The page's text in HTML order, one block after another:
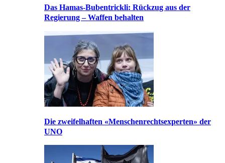
Das Hamas-Bubentrickli: Rückzug aus der
Regierung – Waffen behalten
Die zweifelhaften «Menschenrechtsexperten» der
UNO